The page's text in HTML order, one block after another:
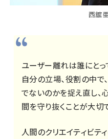
西舘
ユーザー離れは誰にとっ
自分の立場、役割の中で
でないのかを捉え直し、
間を守り抜くことが大切
人間のクリエイティビテ